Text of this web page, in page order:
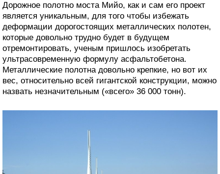
Дорожное полотно моста Мийо, как и сам его проект
является уникальным, для того чтобы избежать
деформации дорогостоящих металлических полотен,
которые довольно трудно будет в будущем
отремонтировать, ученым пришлось изобретать
ультрасовременную формулу асфальтобетона.
Металлические полотна довольно крепкие, но вот их
вес, относительно всей гигантской конструкции, можно
назвать незначительным («всего» 36 000 тонн).